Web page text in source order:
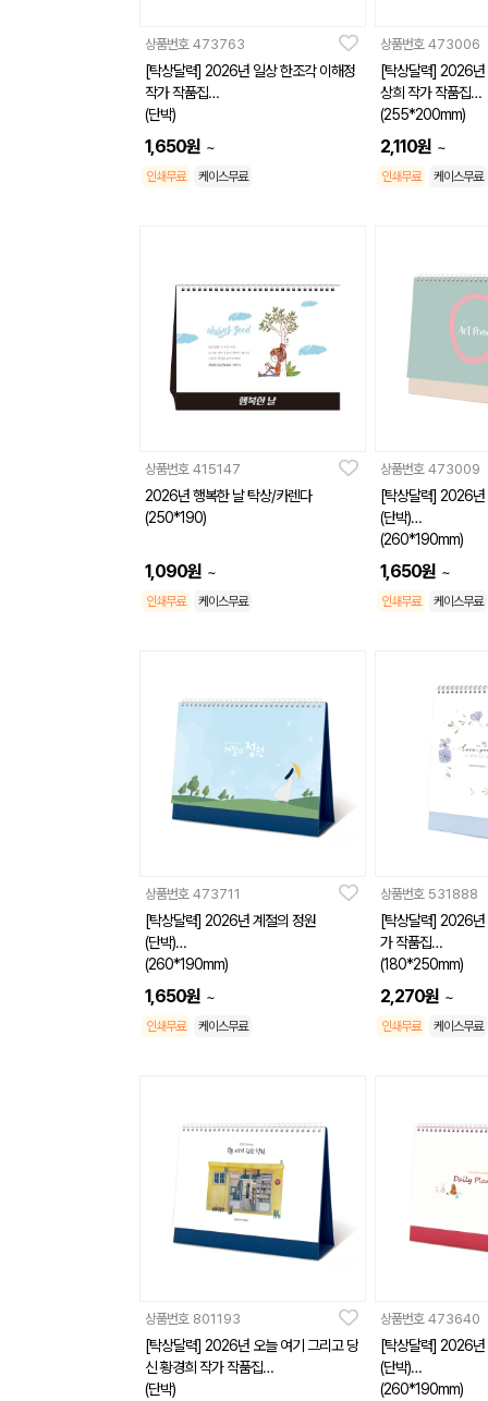
상품번호 473763
[탁상달력] 2026년 일상 한조각 이해정
작가 작품집
(단박)
(260*190mm)
1,650원 ~
인쇄무료 케이스무료
상품번호 473006
[탁상달력] 2026년
상희 작가 작품집
(255*200mm)
2,110원 ~
인쇄무료 케이스무료
상품번호 415147
2026년 행복한 날 탁상/카렌다
(250*190)
1,090원 ~
인쇄무료 케이스무료
상품번호 473009
[탁상달력] 2026년
(단박)
(260*190mm)
1,650원 ~
인쇄무료 케이스무료
상품번호 473711
[탁상달력] 2026년 계절의 정원
(단박)
(260*190mm)
1,650원 ~
인쇄무료 케이스무료
상품번호 531888
[탁상달력] 2026년
가 작품집
(180*250mm)
2,270원 ~
인쇄무료 케이스무료
상품번호 801193
[탁상달력] 2026년 오늘 여기 그리고 당
신 황경희 작가 작품집
(단박)
상품번호 473640
[탁상달력] 2026년
(단박)
(260*190mm)